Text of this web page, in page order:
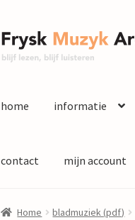
Ga
door
Ga
naar
home informatie
contact mijn account
Home bladmuziek (pdf)